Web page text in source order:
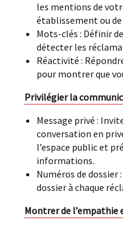
les mentions de
établissement ou
Mots-clés : Définir
détecter les
Réactivité :
pour montrer que
Privilégier la
Message privé :
conversation en
l’espace public et
informations.
Numéros de dossier
dossier à chaque
Montrer de l’empathie